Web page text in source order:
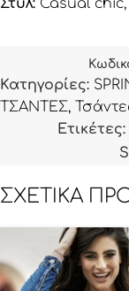
Στυλ: Casual
Κατηγορίες:
ΤΣΑΝΤΕΣ,
Ετικέτες:
ΣΧΕΤΙΚΆ